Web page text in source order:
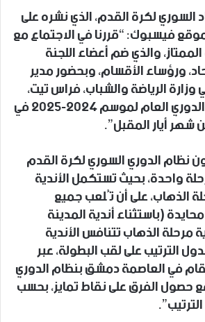
السوري لكرة القدم، الذي نشره على
فيسبوك: “قررنا في الاجتماع مع
والذي ضم أعضاء اللجنة
ورؤساء الأقسام، وبحضور مدير
وزارة الرياضة والشباب، فراس تيت،
استئناف منافسات الدوري العام لموسم 2024-2025 في
شهر أيار المقبل”.
نظام الدوري السوري لكرة القدم
واحدة، بحيث تستكمل الأندية
الذهاب، على أن تُلعب جميع
(باستثناء أندية المدينة
مرحلة الذهاب تتنافس الأندية
الترتيب على لقب البطولة، عبر
في العاصمة دمشق بنظام الدوري
حصول الفرق على نقاط تمايز، بحسب